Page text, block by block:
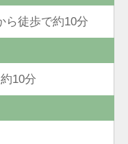
ら徒歩で約10分
10分